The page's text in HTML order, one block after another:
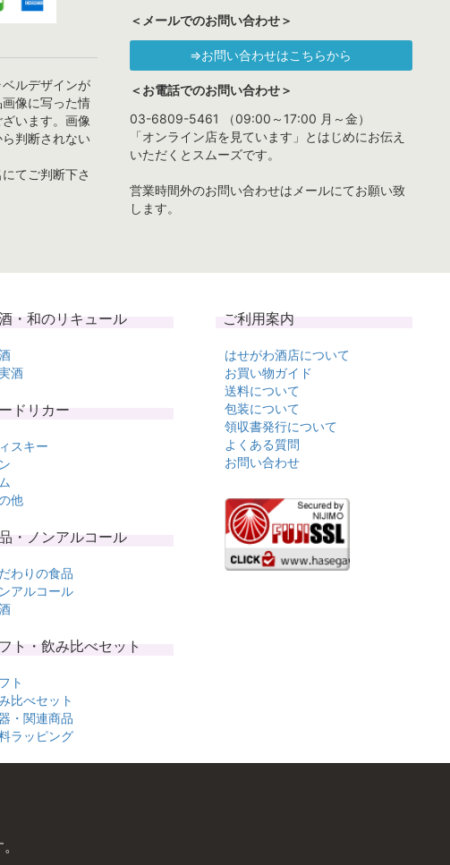
ルデザインが
像に写った情
います。画像
判断されない
てご判断下さ
＜メールでのお問い合わせ＞
⇒お問い合わせはこちらから
＜お電話でのお問い合わせ＞
03-6809-5461 （09:00～17:00 月～金）
「オンライン店を見ています」とはじめにお伝え
いただくとスムーズです。
営業時間外のお問い合わせはメールにてお願い致
します。
・和のリキュール
酒
ドリカー
スキー
他
・ノンアルコール
わりの食品
アルコール
ト・飲み比べセット
ト
比べセット
・関連商品
ラッピング
ご利用案内
はせがわ酒店について
お買い物ガイド
送料について
包装について
領収書発行について
よくある質問
お問い合わせ